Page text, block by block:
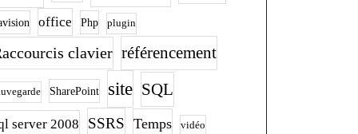
office Php plugin
clavier référencement
SharePoint site SQL
server 2008 SSRS Temps vidéo